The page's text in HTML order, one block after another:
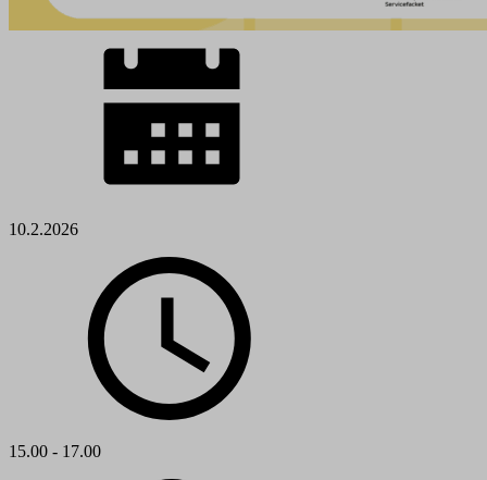
10.2.2026
15.00 - 17.00